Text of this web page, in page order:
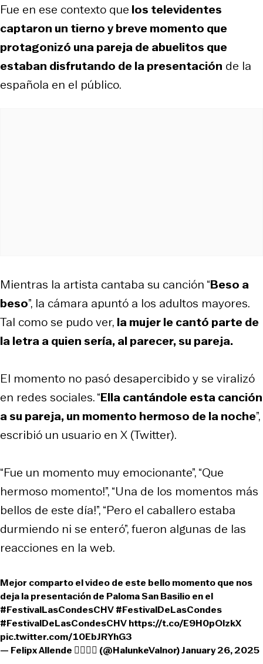
Fue en ese contexto que los televidentes
captaron un tierno y breve momento que
protagonizó una pareja de abuelitos que
estaban disfrutando de la presentación de la
española en el público.
Mientras la artista cantaba su canción “Beso a
beso”, la cámara apuntó a los adultos mayores.
Tal como se pudo ver, la mujer le cantó parte de
la letra a quien sería, al parecer, su pareja.
El momento no pasó desapercibido y se viralizó
en redes sociales. “Ella cantándole esta canción
a su pareja, un momento hermoso de la noche”,
escribió un usuario en X (Twitter).
“Fue un momento muy emocionante”, “Que
hermoso momento!”, “Una de los momentos más
bellos de este día!”, “Pero el caballero estaba
durmiendo ni se enteró”, fueron algunas de las
reacciones en la web.
Mejor comparto el video de este bello momento que nos
deja la presentación de Paloma San Basilio en el
#FestivalLasCondesCHV#FestivalDeLasCondes
#FestivalDeLasCondesCHVhttps://t.co/E9H0pOlzkX
pic.twitter.com/10EbJRYhG3
— Felipx Allende 🏳️‍🌈💜🧡 (@HalunkeValnor)January 26, 2025